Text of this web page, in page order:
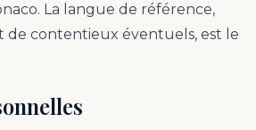
La langue de référence,
contentieux éventuels, est le